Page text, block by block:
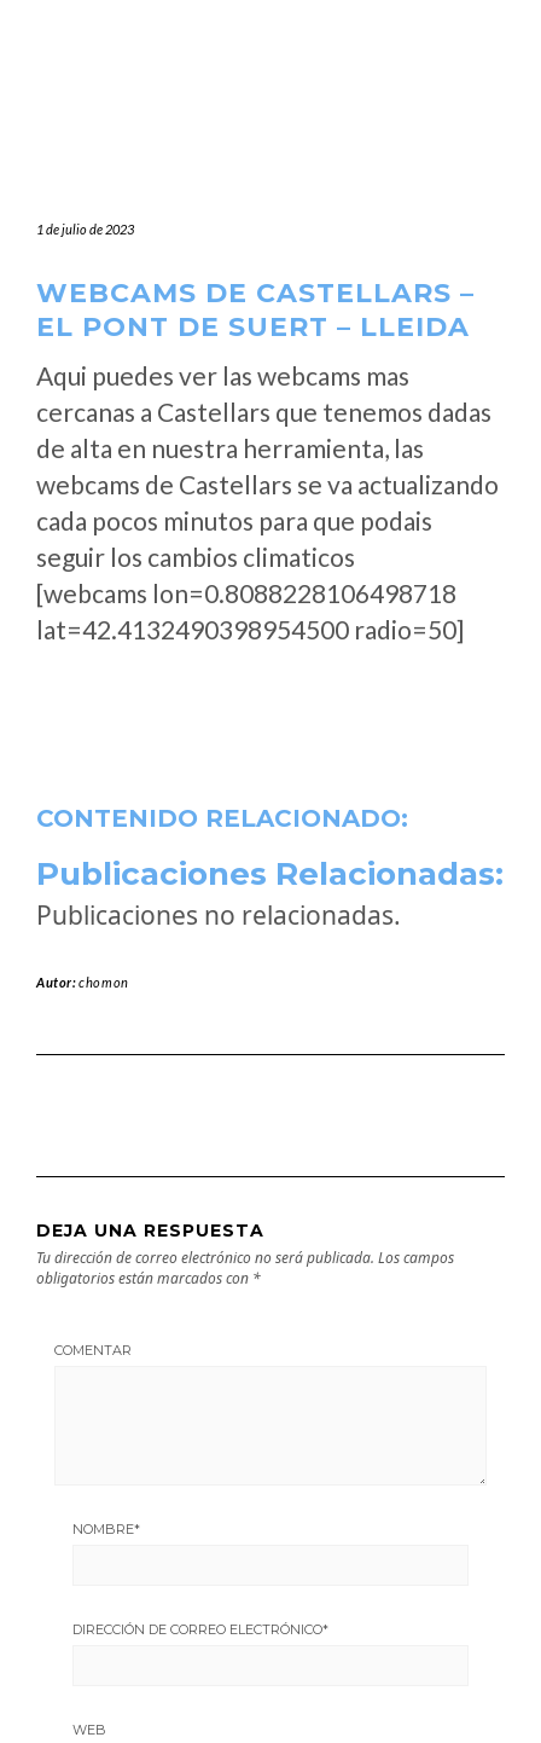
1 de julio de 2023
WEBCAMS DE CASTELLARS –
EL PONT DE SUERT – LLEIDA
Aqui puedes ver las webcams mas
cercanas a Castellars que tenemos dadas
de alta en nuestra herramienta, las
webcams de Castellars se va actualizando
cada pocos minutos para que podais
seguir los cambios climaticos
[webcams lon=0.8088228106498718
lat=42.4132490398954500 radio=50]
CONTENIDO RELACIONADO:
Publicaciones Relacionadas:
Publicaciones no relacionadas.
Autor:chomon
DEJA UNA RESPUESTA
Tu dirección de correo electrónico no será publicada. Los campos
obligatorios están marcados con *
COMENTAR
NOMBRE*
DIRECCIÓN DE CORREO ELECTRÓNICO*
WEB